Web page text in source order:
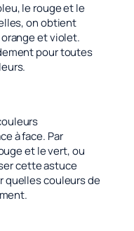
le rouge et le
on obtient
et violet.
pour toutes
à face. Par
et le vert, ou
cette astuce
quelles couleurs de